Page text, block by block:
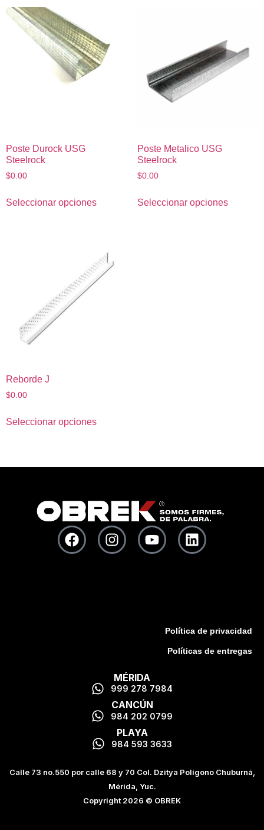
Poste Durock USG
Steelrock
$0.00
Seleccionar opciones
Poste Metalico USG
Steelrock
$0.00
Seleccionar opciones
Reborde J
$0.00
Seleccionar opciones
Política de privacidad
Políticas de entregas
MÉRIDA
999 278 7984
CANCÚN
984 202 0799
PLAYA
984 593 3633
Calle 73 no.550 por calle 68 y 70 Col. Dzitya Polígono Chuburná,
Mérida, Yuc.
Copyright 2026 © OBREK